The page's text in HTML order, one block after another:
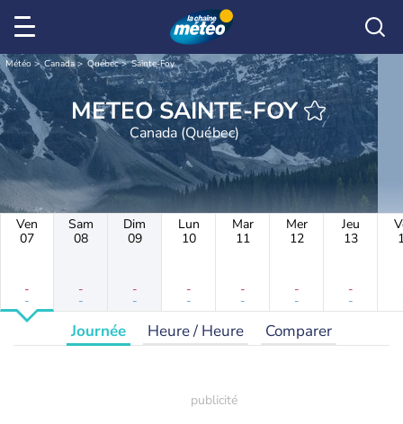
Météo Canada Québec Sainte-Foy
METEO SAINTE-FOY
Canada (Québec)
Ven
07
-
-
Sam
08
-
-
Dim
09
-
-
Lun
10
-
-
Mar
11
-
-
Mer
12
-
-
Jeu
13
-
-
Journée Heure / Heure Comparer